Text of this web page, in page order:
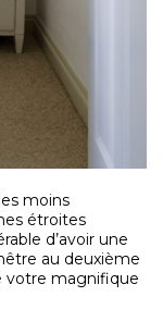
moins
étroites
d’avoir une
au deuxième
votre magnifique